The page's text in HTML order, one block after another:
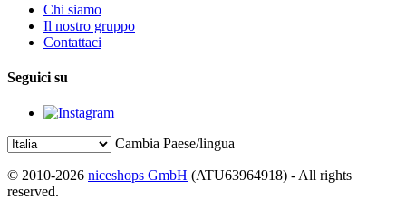
Chi siamo
Il nostro gruppo
Contattaci
Seguici su
Cambia Paese/lingua
© 2010-2026 niceshops GmbH (ATU63964918) - All rights
reserved.